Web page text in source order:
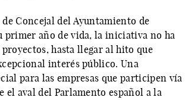
Concejal del Ayuntamiento de
primer año de vida, la iniciativa no ha
hasta llegar al hito que
interés público. Una
para las empresas que participen vía
el aval del Parlamento español a la